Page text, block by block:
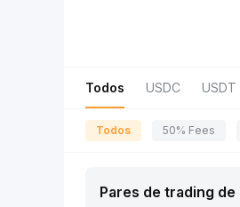
Todos USDC USDT
Todos 50% Fees
Pares de trading